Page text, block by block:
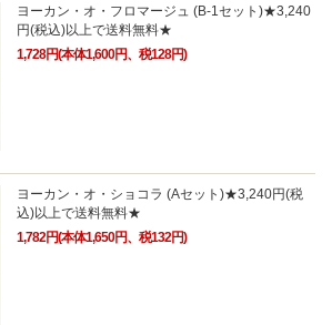
ヨーカン・オ・フロマージュ (B-1セット)★3,240
円(税込)以上で送料無料★
1,728円(本体1,600円、税128円)
ヨーカン・オ・ショコラ (Aセット)★3,240円(税
込)以上で送料無料★
1,782円(本体1,650円、税132円)